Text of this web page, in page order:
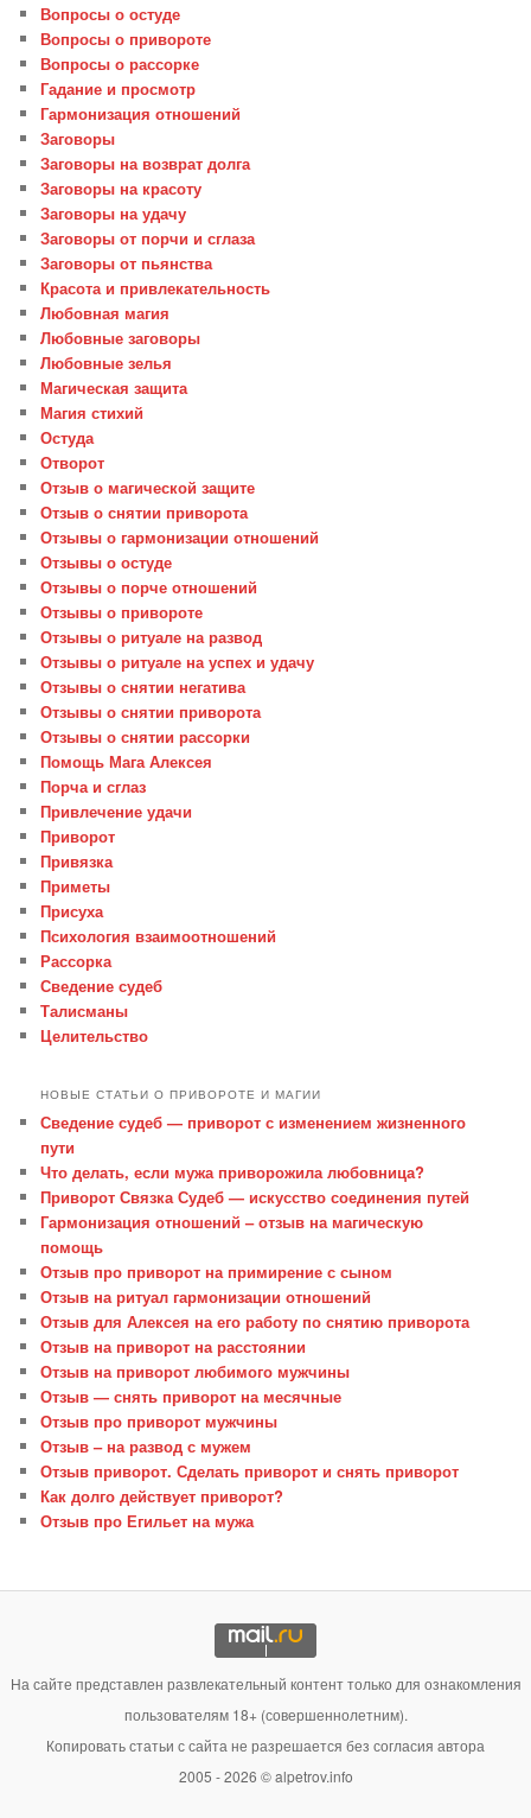
Вопросы о остуде
Вопросы о привороте
Вопросы о рассорке
Гадание и просмотр
Гармонизация отношений
Заговоры
Заговоры на возврат долга
Заговоры на красоту
Заговоры на удачу
Заговоры от порчи и сглаза
Заговоры от пьянства
Красота и привлекательность
Любовная магия
Любовные заговоры
Любовные зелья
Магическая защита
Магия стихий
Остуда
Отворот
Отзыв о магической защите
Отзыв о снятии приворота
Отзывы о гармонизации отношений
Отзывы о остуде
Отзывы о порче отношений
Отзывы о привороте
Отзывы о ритуале на развод
Отзывы о ритуале на успех и удачу
Отзывы о снятии негатива
Отзывы о снятии приворота
Отзывы о снятии рассорки
Помощь Мага Алексея
Порча и сглаз
Привлечение удачи
Приворот
Привязка
Приметы
Присуха
Психология взаимоотношений
Рассорка
Сведение судеб
Талисманы
Целительство
НОВЫЕ СТАТЬИ О ПРИВОРОТЕ И МАГИИ
Сведение судеб — приворот с изменением жизненного
пути
Что делать, если мужа приворожила любовница?
Приворот Связка Судеб — искусство соединения путей
Гармонизация отношений – отзыв на магическую
помощь
Отзыв про приворот на примирение с сыном
Отзыв на ритуал гармонизации отношений
Отзыв для Алексея на его работу по снятию приворота
Отзыв на приворот на расстоянии
Отзыв на приворот любимого мужчины
Отзыв — снять приворот на месячные
Отзыв про приворот мужчины
Отзыв – на развод с мужем
Отзыв приворот. Сделать приворот и снять приворот
Как долго действует приворот?
Отзыв про Егильет на мужа
На сайте представлен развлекательный контент только для ознакомления
пользователям 18+ (совершеннолетним).
Копировать статьи с сайта не разрешается без согласия автора
2005 - 2026 © alpetrov.info